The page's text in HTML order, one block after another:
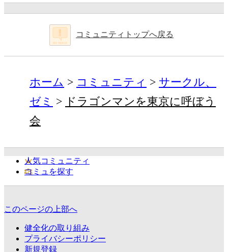
コミュニティトップへ戻る
ホーム コミュニティ
サークル、
ゼミ
ドラゴンマンを東京に呼ぼう
会
人気コミュニティ
コミュを探す
このページの上部へ
健全化の取り組み
プライバシーポリシー
新規登録